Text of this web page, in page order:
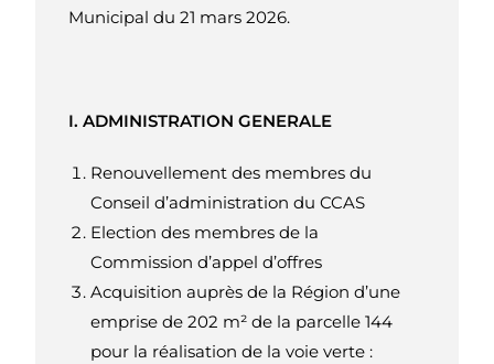
Municipal du 21 mars 2026.
I. ADMINISTRATION GENERALE
Renouvellement des membres du
Conseil d’administration du CCAS
Election des membres de la
Commission d’appel d’offres
Acquisition auprès de la Région d’une
emprise de 202 m² de la parcelle 144
pour la réalisation de la voie verte :